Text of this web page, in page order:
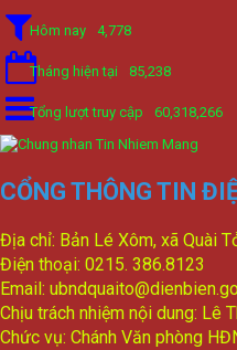
Hôm nay 4,778
Tháng hiện tại 85,238
Tổng lượt truy cập 60,318,266
CỔNG THÔNG TIN
Địa chỉ: Bản Lé Xôm, xã Quài
Điện thoại: 0215. 386.8123
Email:
Chịu trách nhiệm nội dung: Lê
Chức vụ: Chánh Văn phòng